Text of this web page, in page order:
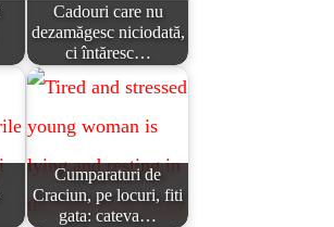
Cadouri care nu
dezamăgesc niciodată,
ci întăresc…
Cumparaturi de
Craciun, pe locuri, fiti
gata: cateva…